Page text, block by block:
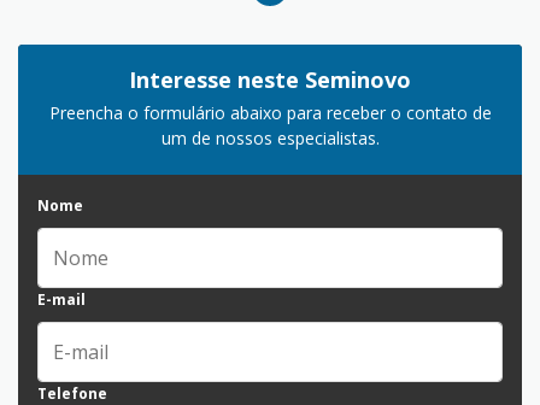
Interesse neste Seminovo
Preencha o formulário abaixo para receber o contato de
um de nossos especialistas.
Nome
E-mail
Telefone